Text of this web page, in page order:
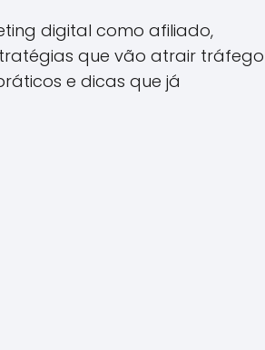
digital como afiliado,
que vão atrair tráfego
e dicas que já